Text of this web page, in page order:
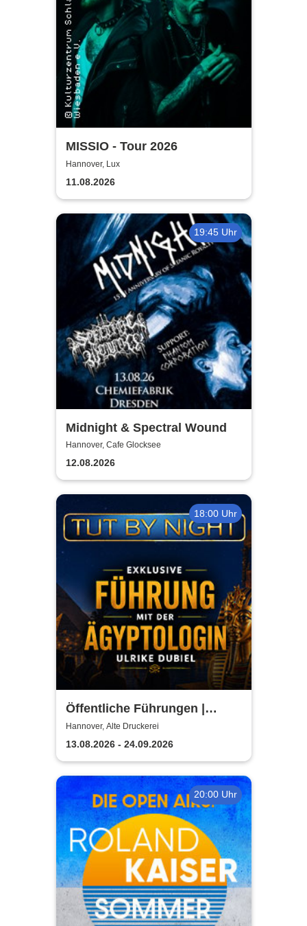
MISSIO - Tour 2026
Hannover, Lux
11.08.2026
19:45 Uhr
Midnight & Spectral Wound
Hannover, Cafe Glocksee
12.08.2026
18:00 Uhr
Öffentliche Führungen |
TUTANCHAMUN | Hannover -
Ein Immersives Abenteuer
Hannover, Alte Druckerei
13.08.2026 - 24.09.2026
20:00 Uhr